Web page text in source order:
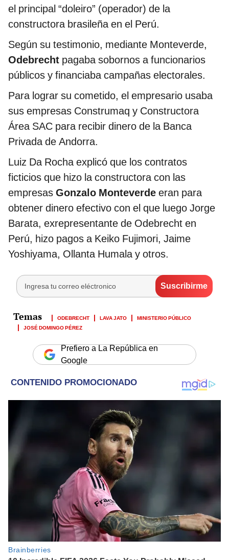
el principal “doleiro” (operador) de la
constructora brasileña en el Perú.
Según su testimonio, mediante Monteverde,
Odebrecht pagaba sobornos a funcionarios
públicos y financiaba campañas electorales.
Para lograr su cometido, el empresario usaba
sus empresas Construmaq y Constructora
Área SAC para recibir dinero de la Banca
Privada de Andorra.
Luiz Da Rocha explicó que los contratos
ficticios que hizo la constructora con las
empresas Gonzalo Monteverde eran para
obtener dinero efectivo con el que luego Jorge
Barata, exrepresentante de Odebrecht en
Perú, hizo pagos a Keiko Fujimori, Jaime
Yoshiyama, Ollanta Humala y otros.
ODEBRECHT LAVA JATO
MINISTERIO PÚBLICO
JOSÉ DOMINGO PÉREZ
Prefiero a La República en
Google